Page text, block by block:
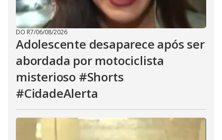
DO R7/06/08/2026
Adolescente desaparece após ser
abordada por motociclista
misterioso #Shorts
#CidadeAlerta